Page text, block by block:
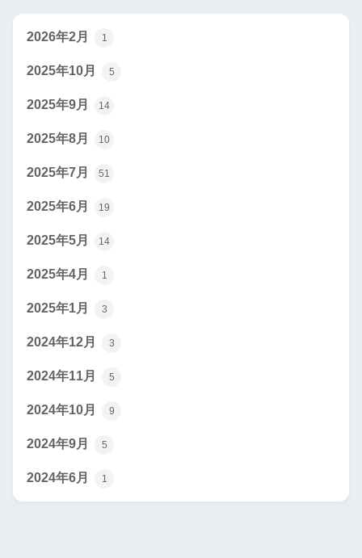
2026年2月 1
2025年10月 5
2025年9月 14
2025年8月 10
2025年7月 51
2025年6月 19
2025年5月 14
2025年4月 1
2025年1月 3
2024年12月 3
2024年11月 5
2024年10月 9
2024年9月 5
2024年6月 1